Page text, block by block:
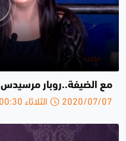
مع الضيفة..روبار مرسيدس
2020/07/07 الثلاثاء 00:30 ص